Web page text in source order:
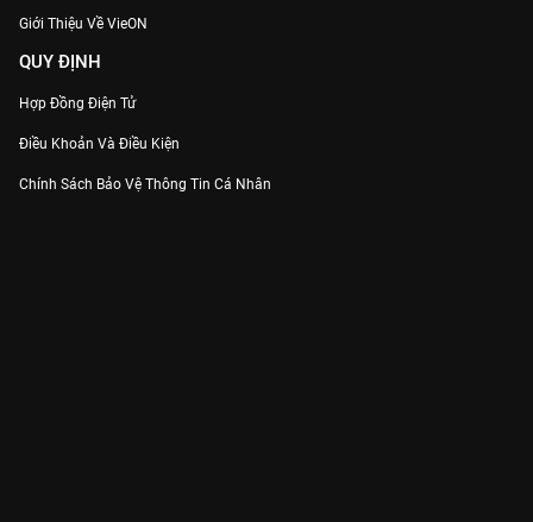
Giới Thiệu Về VieON
QUY ĐỊNH
Hợp Đồng Điện Tử
Điều Khoản Và Điều Kiện
Chính Sách Bảo Vệ Thông Tin Cá Nhân